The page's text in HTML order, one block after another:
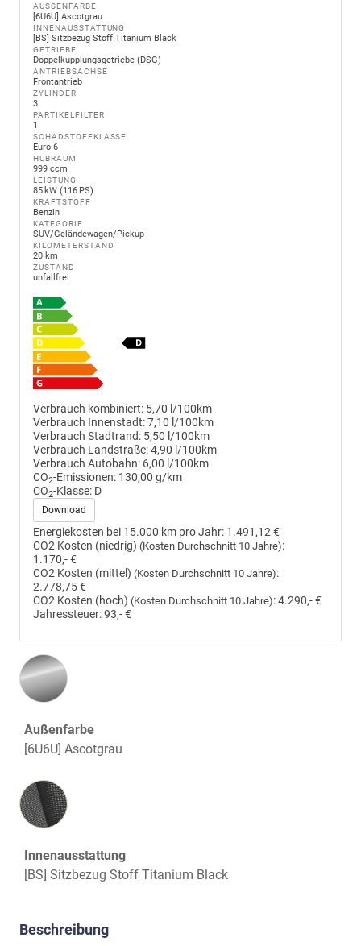
AUSSENFARBE
[6U6U] Ascotgrau
INNENAUSSTATTUNG
[BS] Sitzbezug Stoff Titanium Black
GETRIEBE
Doppelkupplungsgetriebe (DSG)
ANTRIEBSACHSE
Frontantrieb
ZYLINDER
3
PARTIKELFILTER
1
SCHADSTOFFKLASSE
Euro 6
HUBRAUM
999 ccm
LEISTUNG
85 kW (116 PS)
KRAFTSTOFF
Benzin
KATEGORIE
SUV/Geländewagen/Pickup
KILOMETERSTAND
20 km
ZUSTAND
unfallfrei
Verbrauch kombiniert: 5,70 l/100km
Verbrauch Innenstadt:7,10 l/100km
Verbrauch Stadtrand: 5,50 l/100km
Verbrauch Landstraße:4,90 l/100km
Verbrauch Autobahn: 6,00 l/100km
CO2-Emissionen: 130,00 g/km
CO2-Klasse: D
Download
Energiekosten bei 15.000 km pro Jahr: 1.491,12 €
CO2 Kosten (niedrig) (Kosten Durchschnitt 10 Jahre):
1.170,- €
CO2 Kosten (mittel) (Kosten Durchschnitt 10 Jahre):
2.778,75 €
CO2 Kosten (hoch) (Kosten Durchschnitt 10 Jahre):4.290,- €
Jahressteuer:93,- €
Außenfarbe
[6U6U] Ascotgrau
Innenausstattung
Innenausstattung
[BS] Sitzbezug Stoff Titanium Black
Beschreibung